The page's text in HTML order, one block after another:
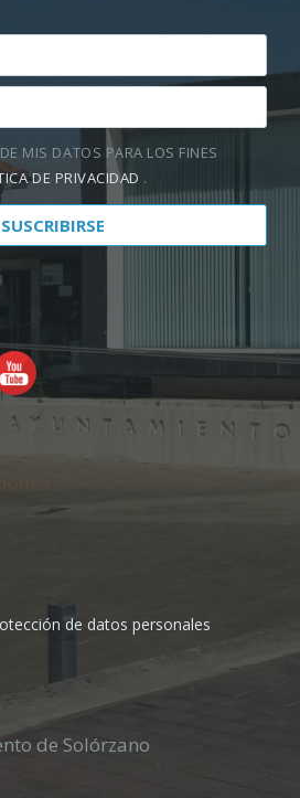
MIS DATOS PARA LOS FINES
DE PRIVACIDAD .
de datos personales
de Solórzano